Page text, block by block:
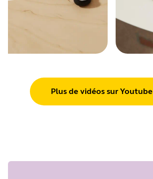
Showing 5 of 93
Plus de vidéos sur Youtube